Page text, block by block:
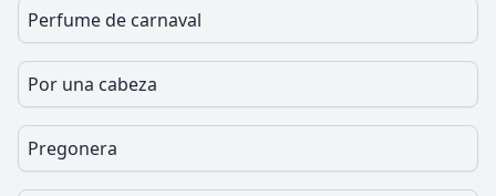
Perfume de carnaval
Por una cabeza
Pregonera